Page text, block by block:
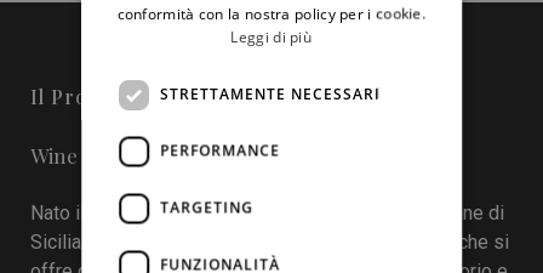
Il Progetto
Wine in Sicily - Online Magazine
Nato il 22 aprile 2016 durante la tredicesima edizione di
Sicilia en Primeur, Wineinsicily.com è un magazine che si
conformità con la nostra policy per i cookie.
Leggi di più
STRETTAMENTE NECESSARI
PERFORMANCE
TARGETING
FUNZIONALITÀ